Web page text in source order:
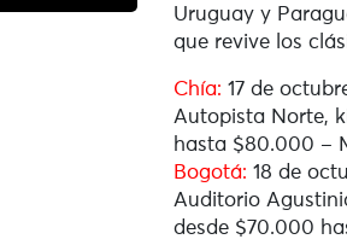
Uruguay y
que revive los
Chía: 17 de
Autopista Norte,
hasta $80.000 –
Bogotá: 18 de
Auditorio
desde $70.000